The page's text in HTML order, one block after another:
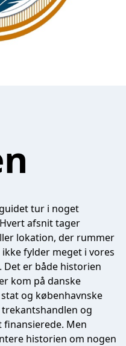
tur i noget
afsnit tager
lokation, der rummer
fylder meget i vores
er både historien
kom på danske
og københavnske
og
Men
historien om nogen